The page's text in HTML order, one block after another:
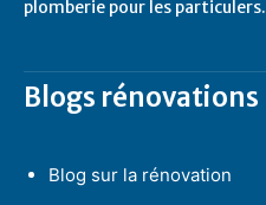
plomberie pour les particulers.
Blogs rénovations
Blog sur la rénovation